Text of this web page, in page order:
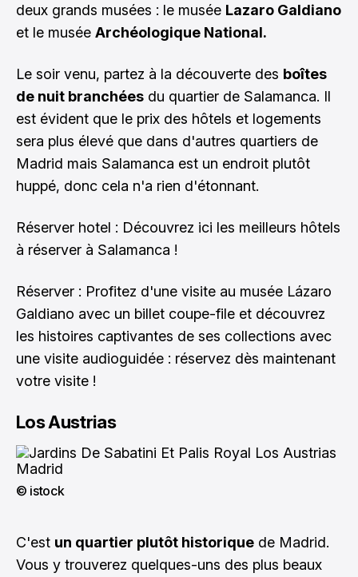
deux grands musées : le musée Lazaro Galdiano
et le musée Archéologique National.
Le soir venu, partez à la découverte des boîtes
de nuit branchées du quartier de Salamanca. Il
est évident que le prix des hôtels et logements
sera plus élevé que dans d'autres quartiers de
Madrid mais Salamanca est un endroit plutôt
huppé, donc cela n'a rien d'étonnant.
Réserver hotel : Découvrez ici les meilleurs hôtels
à réserver à Salamanca !
Réserver : Profitez d'une visite au musée Lázaro
Galdiano avec un billet coupe-file et découvrez
les histoires captivantes de ses collections avec
une visite audioguidée : réservez dès maintenant
votre visite !
Los Austrias
© istock
C'est un quartier plutôt historique de Madrid.
Vous y trouverez quelques-uns des plus beaux